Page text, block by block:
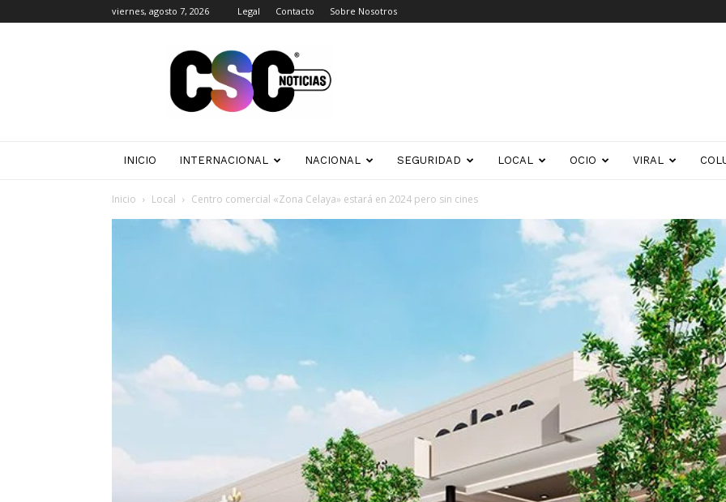
viernes, agosto 7, 2026 Legal Contacto Sobre Nosotros
Noticias
INICIO INTERNACIONAL NACIONAL SEGURIDAD LOCAL OCIO VIRAL
Inicio Local Centro comercial «Zona Celaya» estará en 2024 pero sin cines